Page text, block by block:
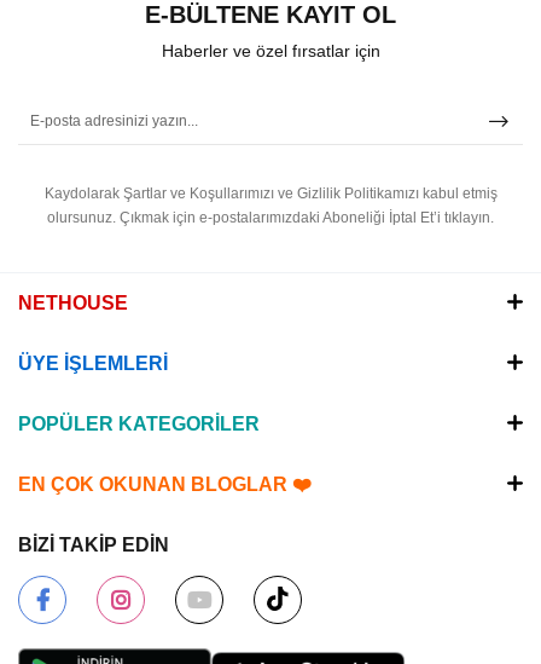
E-BÜLTENE KAYIT OL
Haberler ve özel fırsatlar için
Kaydolarak Şartlar ve Koşullarımızı ve Gizlilik Politikamızı kabul etmiş
olursunuz. Çıkmak için e-postalarımızdaki Aboneliği İptal Et’i tıklayın.
NETHOUSE
ÜYE İŞLEMLERİ
POPÜLER KATEGORİLER
EN ÇOK OKUNAN BLOGLAR ❤️
BİZİ TAKİP EDİN